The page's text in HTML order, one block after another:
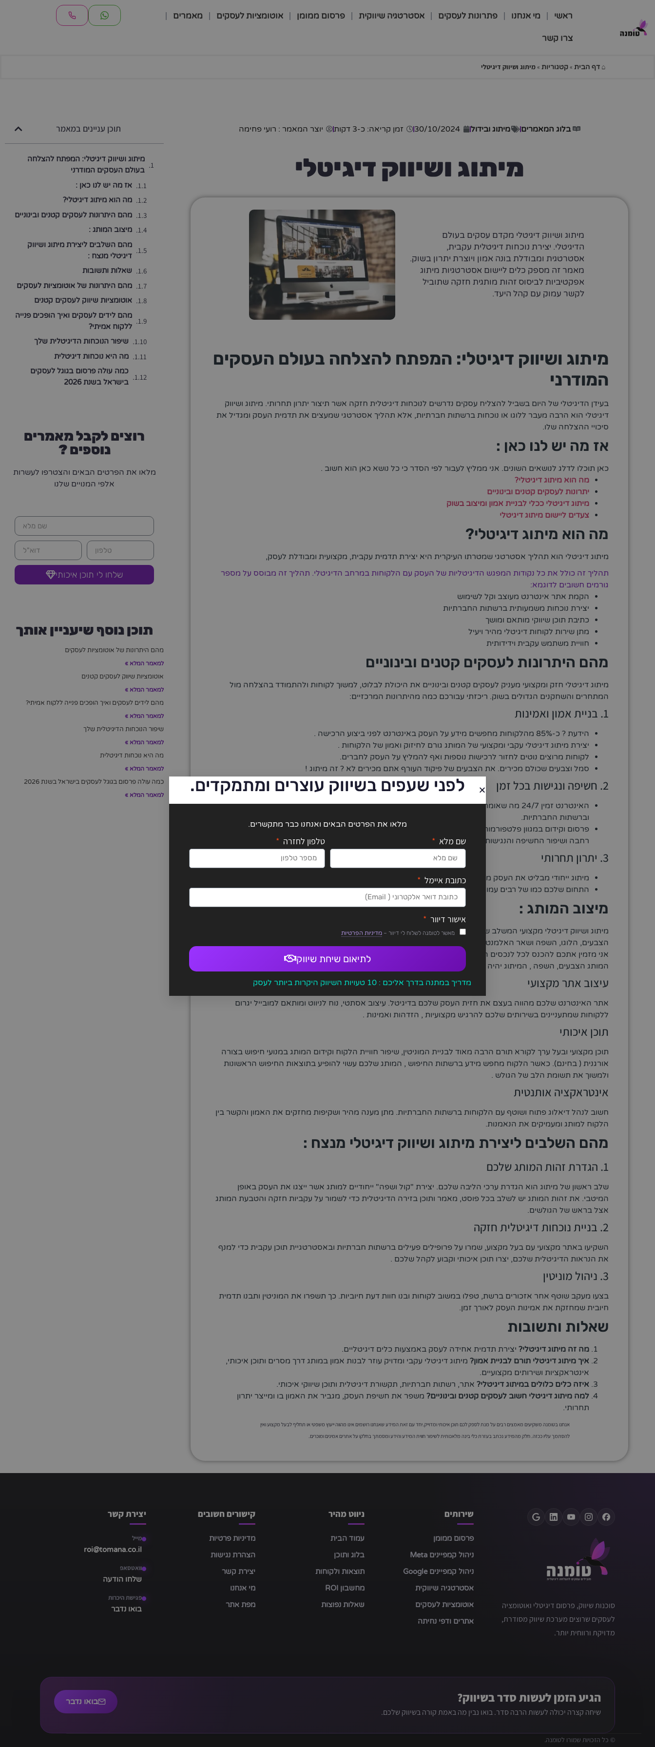
ראשי מי אנחנו פתרונות לעסקים אסטרטגיה שיווקית פרסום ממומן אוטומציות לעסקים מאמרים
צרו קשר
⌂ דף הבית »קטגוריות »מיתוג ושיווק דיגיטלי
בלוג המאמרים מיתוג ובידול 30/10/2024 זמן קריאה: כ-3 דקות יוצר המאמר : רועי פחימה
מיתוג ושיווק דיגיטלי
מיתוג ושיווק דיגיטלי מקדם עסקים בעולם
הדיגיטלי. יצירת נוכחות דיגיטלית עקבית,
אסטרטגית ומבודלת בונה אמון ויוצרת יתרון בשוק.
מאמר זה מספק כלים ליישום אסטרטגיות מיתוג
אפקטיביות לביסוס זהות מותגית חזקה שתוביל
לקשר עמוק עם קהל היעד.
מיתוג ושיווק דיגיטלי: המפתח להצלחה בעולם העסקים
המודרני
בעידן הדיגיטלי של היום בשביל להצליח עסקים נדרשים לנוכחות דיגיטלית חזקה אשר תיצור יתרון תחרותי. מיתוג ושיווק
דיגיטלי הוא הרבה מעבר ללוגו או נוכחות ברשתות חברתיות, אלא תהליך אסטרטגי שמעצים את תדמית העסק ומגדיל את
סיכויי ההצלחה שלו.
אז מה יש לנו כאן :
כאן תוכלו לדלג לנושאים השונים. אני ממליץ לעבור לפי הסדר כי כל נושא כאן הוא חשוב .
מה הוא מיתוג דיגיטלי?
יתרונות לעסקים קטנים ובינוניים
מיתוג דיגיטלי ככלי לבניית אמון ומיצוב בשוק
צעדים ליישום מיתוג דיגיטלי
מה הוא מיתוג דיגיטלי?
מיתוג דיגיטלי הוא תהליך אסטרטגי שמטרתו העיקרית היא יצירת תדמית עקבית, מקצועית ומבודלת לעסק,
תהליך זה כולל את כל נקודות המפגש הדיגיטליות של העסק עם הלקוחות במרחב הדיגיטלי. תהליך זה מבוסס על מספר
גורמים חשובים לדוגמא:
הקמת אתר אינטרנט מעוצב וקל לשימוש
יצירת נוכחות משמעותית ברשתות החברתיות
כתיבת תוכן שיווקי מותאם ומושך
מתן שירות לקוחות דיגיטלי מהיר ויעיל
חוויית משתמש עקבית וידידותית
מהם היתרונות לעסקים קטנים ובינוניים
מיתוג דיגיטלי חזק ומקצועי מעניק לעסקים קטנים ובינוניים את היכולת לבלוט, למשוך לקוחות ולהתמודד בהצלחה מול
המתחרים והשחקנים הגדולים בשוק. ריכזתי עבורכם כמה מהיתרונות המרכזיים:
1. בניית אמון ואמינות
הידעת ? כ-85% מהלקוחות מחפשים מידע על העסק באינטרנט לפני ביצוע הרכישה .
יצירת מיתוג דיגיטלי עקבי ומקצועי של המותג גורם לחיזוק ואמון של הלקוחות .
לקוחות מרוצים נוטים לחזור לרכישות נוספות ואף להמליץ על העסק לחברים.
סמל וצבעים שכולם מכירים. את הצבעים של פיקוד העורף אתם מכירים לא ? זה מיתוג !
2. חשיפה ונגישות בכל זמן
האינטרנט זמין 24/7 מה שאומר שגם המותג שלכם זמין ללקוחות בכל שעה ביום ונגיש לקהל רחב במנועי החיפוש
וברשתות החברתיות.
פרסום וקידום במגוון פלטפורמות במקביל למשל אתר אינטרנט, פייסבוק, אינסטגרם, לינקדאין וגוגל מבטיח חשיפה
רחבה ושיפור החשיפה והנגישות למותג שלכם.
3. יתרון תחרותי
מיתוג ייחודי מבליט את העסק מול המתחרים ומייצר קהילה נאמנה סביב המותג.
התחום שלכם כמו של רבים עמוס במתחרים, מיתוג שונה ומובדל גורם לאנשים להכיר ולזהות אתכם .
מיצוב המותג :
מיתוג ושיווק דיגיטלי מקצועי המשלב שפה עקבית, עיצוב מקצועי ותוכן איכותי, תורם רבות למיצוב והכרות של העסק.
הצבעים, הלוגו, השפה ושאר האלמנטים של המיתוג גורמים למותג להתפס בעיני אנשים כמותג פרימיום ולא עסק מתחיל.
אני מזמין אתכם להכנס לכל לנכסים הדיגיטליים של כל החברות הגדולות וגם של טומנה ותראו שכל מקום שבו תפגשו את
המותג הצבעים, השפה , המיתוג יהיה דומה ואחיד.
עיצוב אתר מקצועי
אתר האינטרנט שלכם מהווה בעצם את חזית העסק שלכם בדיגיטל. עיצוב אסתטי, נוח לניווט ומותאם למובייל יגרום
ללקוחות שמתעניינים בשירותים שלכם להרגיש מקצועיות , הזדהות ואמינות .
תוכן איכותי
תוכן מקצועי ובעל ערך לקורא תורם הרבה מאוד לבניית המוניטין, שיפור חוויית הלקוח וקידום המותג במנועי חיפוש בצורה
אורגנית ( בחינם). כאשר הלקוח מחפש מידע ברשתות החיפוש , המותג שלכם עשוי להופיע בתוצאות החיפוש הראשונות
ולמשוך את תשומת הלב של הגולש .
אינטראקציה אותנטית
חשוב לנהל דיאלוג פתוח ושוטף עם הלקוחות ברשתות החברתיות. מתן מענה מהיר ושקיפות מחזקים את האמון והקשר בין
הלקוח למותג ומעמיקים את הנאמנות.
מהם השלבים ליצירת מיתוג ושיווק דיגיטלי מנצח :
1. הגדרת זהות המותג שלכם
שלב ראשון של מיתוג הוא הגדרת ערכי הליבה שלכם. יצירת "קול ושפה" ייחודיים למותג אשר ייצגו את העסק באופן
המיטבי. את זהות המותג יש לשלב בכל פוסט, מאמר ותוכן בזירה הדיגיטלית כדי לשמור על עקביות חזקה והטבעת המותג
אצל בראש של הגולשים.
2. בניית נוכחות דיגיטלית חזקה
השקיעו באתר מקצועי עם בעל מקצוע, שמרו על פרופילים פעילים ברשתות חברתיות ובאסטרטגיית תוכן עקבית כדי למנף
את הנראות הדיגיטלית שלכם, יצרו תוכן איכותי וקבוע לקהל שלכם .
3. ניהול מוניטין
בצעו מעקב שוטף אחר אזכורים ברשת, טפלו במשוב לקוחות ובנו חוות דעת חיוביות. כך תשפרו את המוניטין ותבנו תדמית
חיובית שמחזקת את אמינות העסק לאורך זמן.
שאלות ותשובות
מה זה מיתוג דיגיטלי? יצירת תדמית אחידה לעסק באמצעות כלים דיגיטליים.
איך מיתוג דיגיטלי תורם לבניית אמון? מיתוג דיגיטלי עקבי ומדויק עוזר לבנות אמון במותג דרך מסרים ותוכן איכותי,
אינטראקציות ושירותים מקצועיים.
איזה כלים כלולים במיתוג דיגיטלי? אתר, רשתות חברתיות, תקשורת דיגיטלית ותוכן שיווקי איכותי.
למה מיתוג דיגיטלי חשוב לעסקים קטנים ובינוניים? משפר את חשיפת העסק, מגביר את האמון בו ומייצר יתרון
תחרותי.
אנחנו בטומנה משקיעים מאמצים רבים על מנת לספק לכם תוכן איכותי ומדוייק.יחד עם זאת המידע שאנחנו רושמים אינו מהווה ייעוץ משפטי או תחליף לבעל מקצוע ואין
להסתמך עליו ככזה. חלק מהמידע נכתב בעזרת כלי בינה מלאכותית לשיפור חווית המידע והידע ומסמתך בחלקו על אתרים אמינים ומוכרים.
תוכן עניינים במאמר
מיתוג ושיווק דיגיטלי: המפתח להצלחה
בעולם העסקים המודרני
אז מה יש לנו כאן :
מה הוא מיתוג דיגיטלי?
מהם היתרונות לעסקים קטנים ובינוניים
מיצוב המותג :
מהם השלבים ליצירת מיתוג ושיווק
דיגיטלי מנצח :
שאלות ותשובות
מהם היתרונות של אוטומציות לעסקים
אוטומציות שיווק לעסקים קטנים
מהם לידים לעסקים ואיך הופכים פנייה
ללקוח אמיתי?
שיפור הנוכחות הדיגיטלית שלך
מה היא נוכחות דיגיטלית
כמה עולה פרסום בגוגל לעסקים
בישראל בשנת 2026
רוצים לקבל מאמרים
נוספים ?
מלאו את הפרטים הבאים והצטרפו לעשרות
אלפי המנויים שלנו
שלחו לי תוכן איכותי
תוכן נוסף שיעניין אותך
מהם היתרונות של אוטומציות לעסקים
למאמר המלא »
אוטומציות שיווק לעסקים קטנים
למאמר המלא »
מהם לידים לעסקים ואיך הופכים פנייה ללקוח אמיתי?
למאמר המלא »
שיפור הנוכחות הדיגיטלית שלך
למאמר המלא »
מה היא נוכחות דיגיטלית
למאמר המלא »
כמה עולה פרסום בגוגל לעסקים בישראל בשנת 2026
למאמר המלא »
סוכנות שיווק, פרסום דיגיטלי ואוטומציה
לעסקים שרוצים מערכת שיווק מסודרת,
מדויקת ורווחית יותר.
שירותים
פרסום ממומן
ניהול קמפיינים Meta
ניהול קמפיינים Google
אסטרטגיה שיווקית
אוטומציות לעסקים
אתרים ודפי נחיתה
ניווט מהיר
עמוד הבית
בלוג ותוכן
תוצאות ולקוחות
מחשבון ROI
שאלות נפוצות
קישורים חשובים
מדיניות פרטיות
הצהרת נגישות
יצירת קשר
מי אנחנו
מפת אתר
יצירת קשר
מייל
roi@tomana.co.il
וואטסאפ
שלחו הודעה
פגישת היכרות
בואו נדבר
הגיע הזמן לעשות סדר בשיווק?
שיחה קצרה יכולה לעשות הרבה סדר. בואו נבין מה באמת קורה בשיווק שלכם.
בואו נדבר
© כל הזכויות שמורו לטומנה.
לפני שעפים בשיווק עוצרים ומתמקדים.
מלאו את הפרטים הבאים ואנחנו כבר מתקשרים.
שם מלא טלפון לחזרה
כתובת איימל
אישור דיוור
מאשר לטומנה לשלוח לי דיוור – מדיניות הפרטיות
לתיאום שיחת שיווק
מדריך במתנה בדרך אליכם : 10 טעויות השיווק היקרות ביותר לעסק